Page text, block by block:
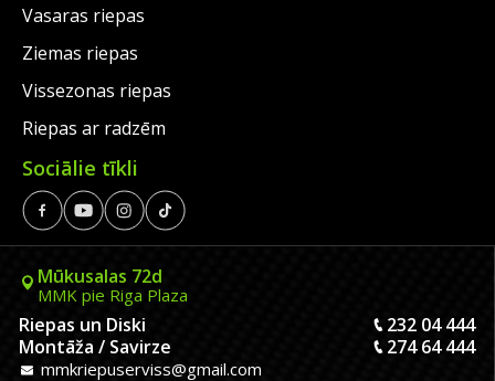
Vasaras riepas
Ziemas riepas
Vissezonas riepas
Riepas ar radzēm
Sociālie tīkli
Mūkusalas 72d
MMK pie Riga Plaza
Riepas un Diski
232 04 444
Montāža / Savirze
274 64 444
mmkriepuserviss@gmail.com